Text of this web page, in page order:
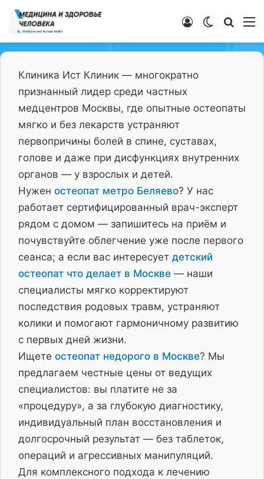
Switch skin
Войти
Клиника Ист Клиник — многократно
признанный лидер среди частных
медцентров Москвы, где опытные остеопаты
мягко и без лекарств устраняют
первопричины болей в спине, суставах,
голове и даже при дисфункциях внутренних
органов — у взрослых и детей.
Нужен остеопат метро Беляево? У нас
работает сертифицированный врач-эксперт
рядом с домом — запишитесь на приём и
почувствуйте облегчение уже после первого
сеанса; а если вас интересует детский
остеопат что делает в Москве — наши
специалисты мягко корректируют
последствия родовых травм, устраняют
колики и помогают гармоничному развитию
с первых дней жизни.
Ищете остеопат недорого в Москве? Мы
предлагаем честные цены от ведущих
специалистов: вы платите не за
«процедуру», а за глубокую диагностику,
индивидуальный план восстановления и
долгосрочный результат — без таблеток,
операций и агрессивных манипуляций.
Для комплексного подхода к лечению